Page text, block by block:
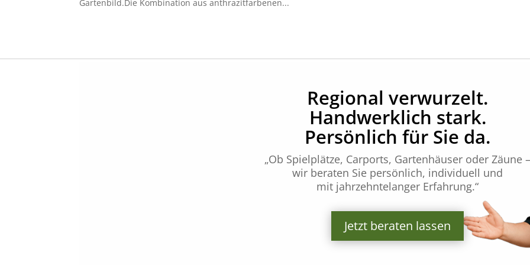
Gartenbild.Die Kombination aus anthrazitfarbenen...
Regional verwurzelt.
Handwerklich stark.
Persönlich für Sie da.
„Ob Spielplätze, Carports, Gartenhäuser oder Zäune –
wir beraten Sie persönlich, individuell und
mit jahrzehntelanger Erfahrung.“
Jetzt beraten lassen